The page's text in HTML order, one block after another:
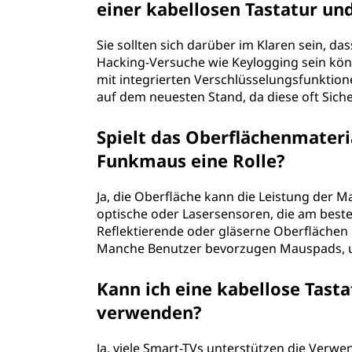
einer kabellosen Tastatur
Sie sollten sich darüber im Klaren sein,
Hacking-Versuche wie Keylogging sein
mit integrierten
auf dem neuesten Stand, da diese oft
Spielt das
Funkmaus eine Rolle?
Ja, die Oberfläche kann die Leistung der
optische oder Lasersensoren, die am
Reflektierende oder gläserne
Manche Benutzer bevorzugen
Kann ich eine kabellose
verwenden?
Ja, viele Smart-TVs unterstützen die